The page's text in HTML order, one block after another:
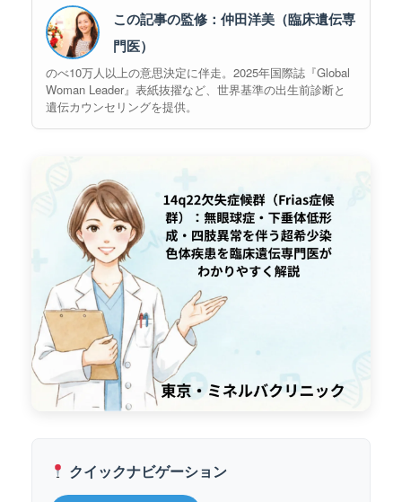
この記事の監修：仲田洋美（臨床遺伝専
門医）
のべ10万人以上の意思決定に伴走。2025年国際誌『Global
Woman Leader』表紙抜擢など、世界基準の出生前診断と
遺伝カウンセリングを提供。
クイックナビゲーション